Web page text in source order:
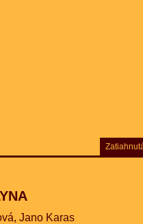
Jano Karas